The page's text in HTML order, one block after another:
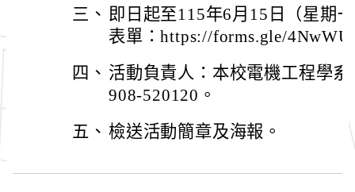
三、 即日起至115年6月15日（星期
表單：https://forms.gle/
四、 活動負責人：本校電機工程學
908-520120。
五、 檢送活動簡章及海報。